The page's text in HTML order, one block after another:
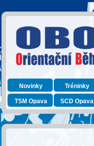
Novinky Tréninky
TSM Opava SCD Opava